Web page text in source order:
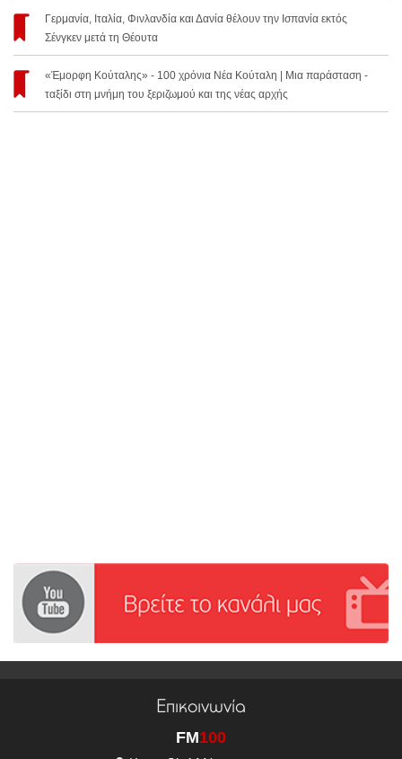
Γερμανία, Ιταλία, Φινλανδία και Δανία θέλουν την Ισπανία εκτός
Σένγκεν μετά τη Θέουτα
«Έμορφη Κούταλης» - 100 χρόνια Νέα Κούταλη | Μια παράσταση -
ταξίδι στη μνήμη του ξεριζωμού και της νέας αρχής
Επικοινωνία
FM100